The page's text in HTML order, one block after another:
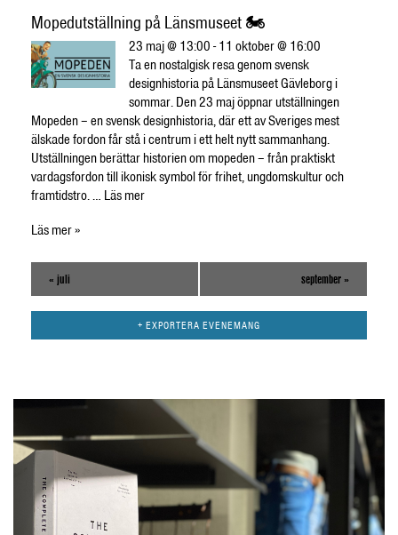
Mopedutställning på Länsmuseet 🏍️
23 maj @ 13:00 - 11 oktober @ 16:00
Ta en nostalgisk resa genom svensk
designhistoria på Länsmuseet Gävleborg i
sommar. Den 23 maj öppnar utställningen
Mopeden – en svensk designhistoria, där ett av Sveriges mest
älskade fordon får stå i centrum i ett helt nytt sammanhang.
Utställningen berättar historien om mopeden – från praktiskt
vardagsfordon till ikonisk symbol för frihet, ungdomskultur och
framtidstro. … Läs mer
Läs mer »
« juli september »
+ EXPORTERA EVENEMANG